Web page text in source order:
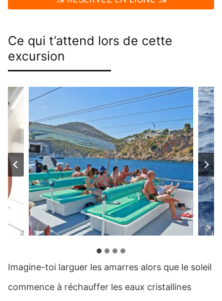
Ce qui t’attend lors de cette
excursion
Imagine-toi larguer les amarres alors que le soleil
commence à réchauffer les eaux cristallines